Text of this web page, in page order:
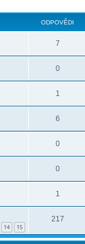
ODPOVĚDI
7
0
1
6
0
0
1
14 15
217